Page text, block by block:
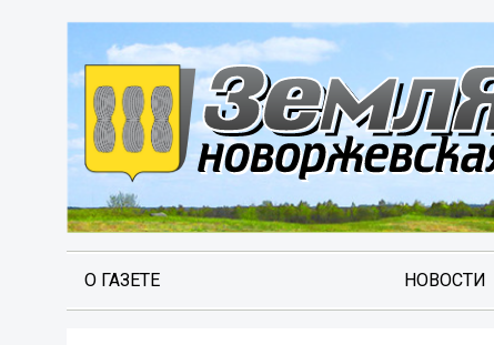
О ГАЗЕТЕ НОВОСТИ